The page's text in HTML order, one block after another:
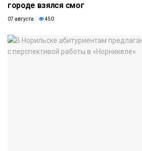
городе взялся смог
07 августа 450